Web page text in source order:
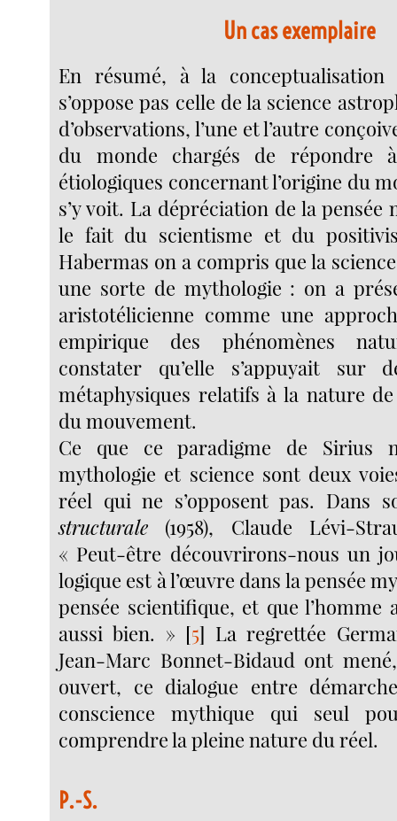
Un cas exemplaire
En résumé, à la conceptualisation
s’oppose pas celle de la science
d’observations, l’une et l’autre
du monde chargés de répondre
étiologiques concernant l’origine du
s’y voit. La dépréciation de la pensée
le fait du scientisme et du
Habermas on a compris que la
une sorte de mythologie : on a
aristotélicienne comme une
empirique des phénomènes
constater qu’elle s’appuyait sur
métaphysiques relatifs à la nature
du mouvement.
Ce que ce paradigme de Sirius
mythologie et science sont deux
réel qui ne s’opposent pas. Dans
structurale (1958), Claude Lévi-
« Peut-être découvrirons-nous un
logique est à l’œuvre dans la pensée
pensée scientifique, et que l’homme
aussi bien. » [5] La regrettée
Jean-Marc Bonnet-Bidaud ont
ouvert, ce dialogue entre
conscience mythique qui seul
comprendre la pleine nature du réel.
P.-S.